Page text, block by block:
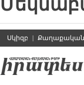
Սկիզբ | Քաղաքական